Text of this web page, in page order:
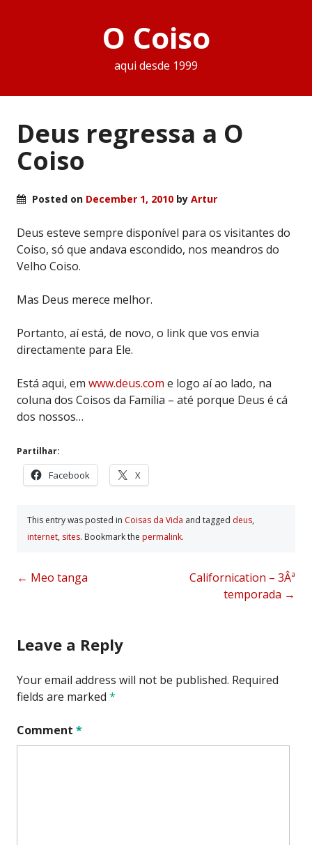
O Coiso
aqui desde 1999
Deus regressa a O
Coiso
Posted on December 1, 2010 by Artur
Deus esteve sempre disponível para os visitantes do
Coiso, só que andava escondido, nos meandros do
Velho Coiso.
Mas Deus merece melhor.
Portanto, aí está, de novo, o link que vos envia
directamente para Ele.
Está aqui, em www.deus.com e logo aí ao lado, na
coluna dos Coisos da Família – até porque Deus é cá
dos nossos…
Partilhar:
Facebook X
This entry was posted in Coisas da Vida and tagged deus,
internet, sites. Bookmark the permalink.
Post
← Meo tanga
Californication – 3Âª
temporada →
Leave a Reply
Your email address will not be published. Required
fields are marked *
Comment *